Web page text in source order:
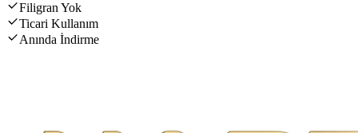
Filigran Yok
Ticari Kullanım
Anında İndirme